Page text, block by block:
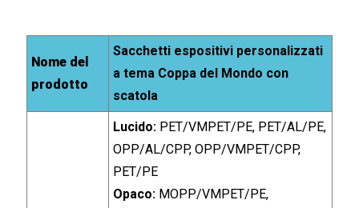
Nome del
prodotto
Sacchetti espositivi personalizzati
a tema Coppa del Mondo con
scatola
Lucido:PET/VMPET/PE, PET/AL/PE,
OPP/AL/CPP, OPP/VMPET/CPP,
PET/PE
Opaco:MOPP/VMPET/PE,